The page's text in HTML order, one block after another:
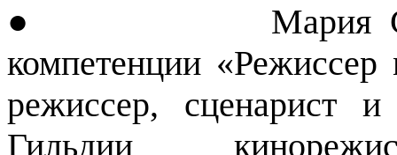
● Мария
компетенции
режиссер, сценарист
Гильдии